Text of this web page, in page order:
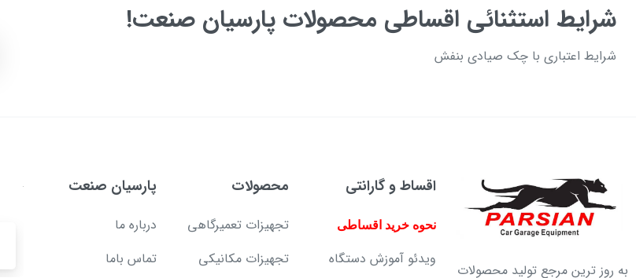
شرایط استثنائی اقساطی محصولات پارسیان صنعت!
شرایط اعتباری با چک صیادی بنفش
به روز ترین مرجع تولید محصولات
اقساط و گارانتی
نحوه خرید اقساطی
ویدئو آموزش دستگاه
محصولات
تجهیزات تعمیرگاهی
تجهیزات مکانیکی
پارسیان صنعت
درباره ما
تماس باما